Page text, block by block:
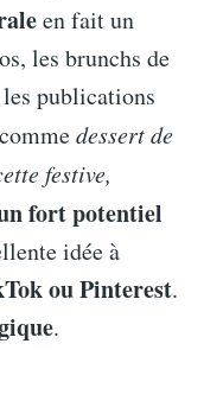
en fait un
les brunchs de
publications
dessert de
festive,
fort potentiel
idée à
ou Pinterest.
.